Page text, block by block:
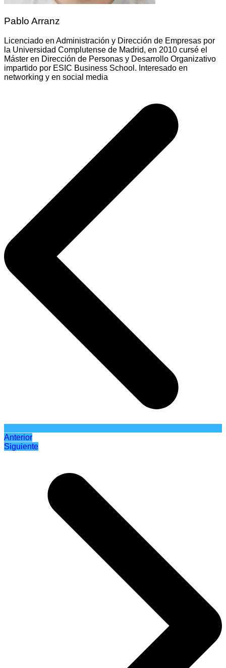
Pablo Arranz
Licenciado en Administración y Dirección de Empresas por
la Universidad Complutense de Madrid, en 2010 cursé el
Máster en Dirección de Personas y Desarrollo Organizativo
impartido por ESIC Business School. Interesado en
networking y en social media
Anterior
Siguiente